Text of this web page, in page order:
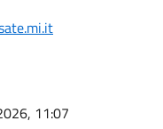
11:07